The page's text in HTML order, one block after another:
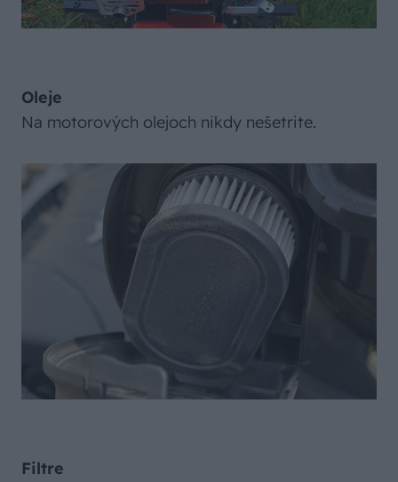
Oleje
Na motorových olejoch nikdy nešetrite.
Filtre